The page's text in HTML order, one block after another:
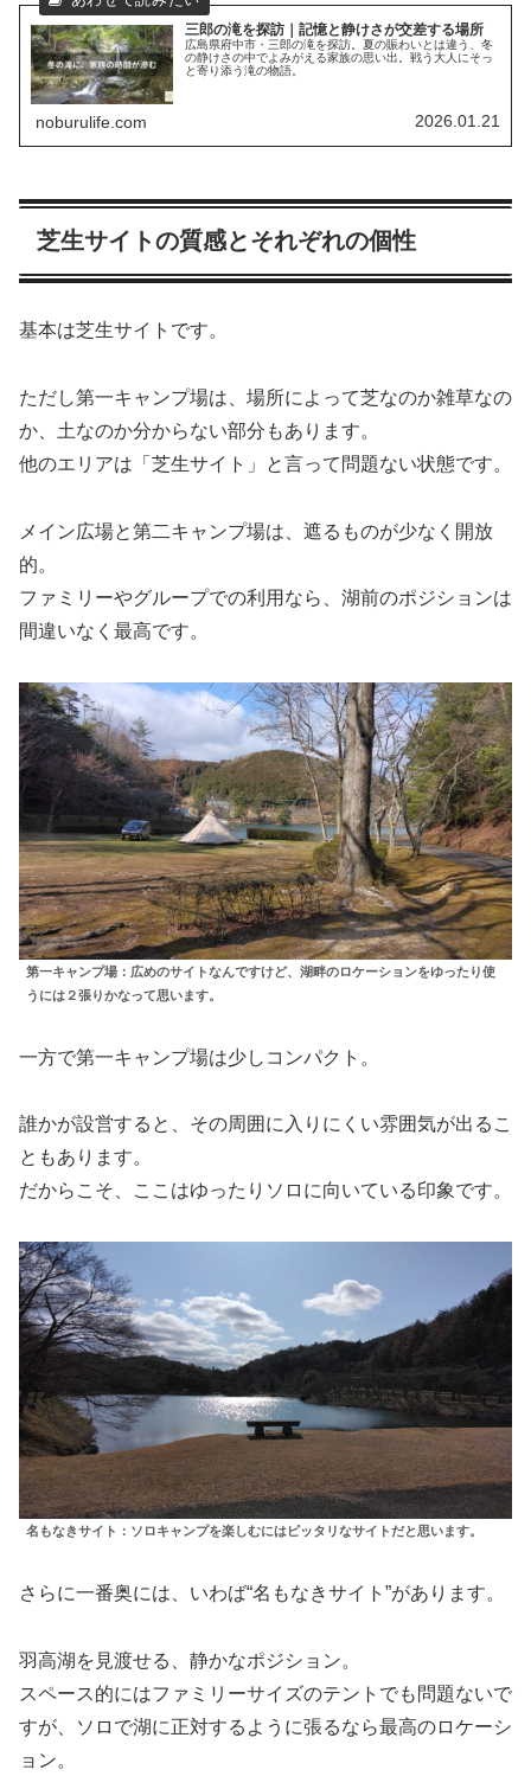
三郎の滝を探訪｜記憶と静けさが交差する場所
広島県府中市・三郎の滝を探訪。夏の賑わいとは違う、冬
の静けさの中でよみがえる家族の思い出。戦う大人にそっ
と寄り添う滝の物語。
noburulife.com 2026.01.21
芝生サイトの質感とそれぞれの個性
基本は芝生サイトです。
ただし第一キャンプ場は、場所によって芝なのか雑草なの
か、土なのか分からない部分もあります。
他のエリアは「芝生サイト」と言って問題ない状態です。
メイン広場と第二キャンプ場は、遮るものが少なく開放
的。
ファミリーやグループでの利用なら、湖前のポジションは
間違いなく最高です。
第一キャンプ場：広めのサイトなんですけど、湖畔のロケーションをゆったり使
うには２張りかなって思います。
一方で第一キャンプ場は少しコンパクト。
誰かが設営すると、その周囲に入りにくい雰囲気が出るこ
ともあります。
だからこそ、ここはゆったりソロに向いている印象です。
名もなきサイト：ソロキャンプを楽しむにはピッタリなサイトだと思います。
さらに一番奥には、いわば“名もなきサイト”があります。
羽高湖を見渡せる、静かなポジション。
スペース的にはファミリーサイズのテントでも問題ないで
すが、ソロで湖に正対するように張るなら最高のロケーシ
ョン。